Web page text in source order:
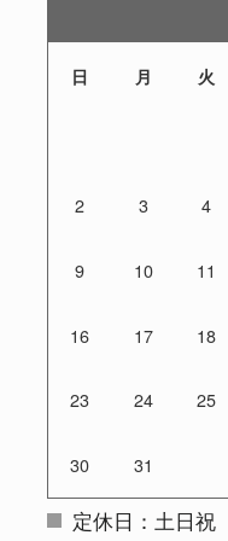
日 月 火
2 3 4
9 10 11
16 17 18
23 24 25
30 31
定休日：土日祝